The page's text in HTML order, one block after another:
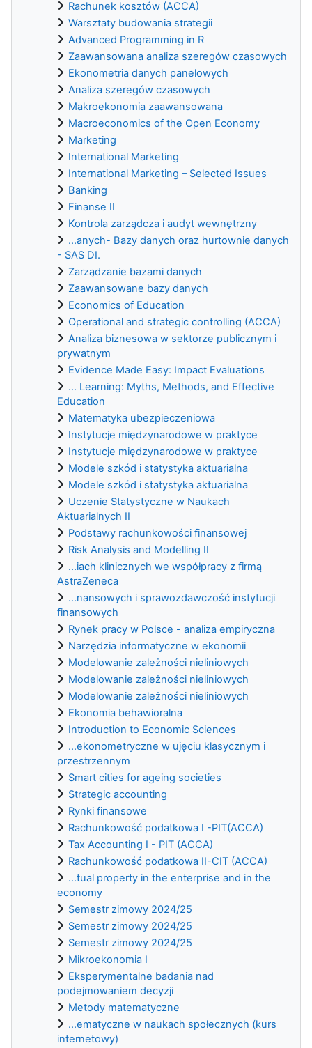
Rachunek kosztów (ACCA)
Warsztaty budowania strategii
Advanced Programming in R
Zaawansowana analiza szeregów czasowych
Ekonometria danych panelowych
Analiza szeregów czasowych
Makroekonomia zaawansowana
Macroeconomics of the Open Economy
Marketing
International Marketing
International Marketing – Selected Issues
Banking
Finanse II
Kontrola zarządcza i audyt wewnętrzny
...anych- Bazy danych oraz hurtownie danych
- SAS DI.
Zarządzanie bazami danych
Zaawansowane bazy danych
Economics of Education
Operational and strategic controlling (ACCA)
Analiza biznesowa w sektorze publicznym i
prywatnym
Evidence Made Easy: Impact Evaluations
... Learning: Myths, Methods, and Effective
Education
Matematyka ubezpieczeniowa
Instytucje międzynarodowe w praktyce
Instytucje międzynarodowe w praktyce
Modele szkód i statystyka aktuarialna
Modele szkód i statystyka aktuarialna
Uczenie Statystyczne w Naukach
Aktuarialnych II
Podstawy rachunkowości finansowej
Risk Analysis and Modelling II
...iach klinicznych we współpracy z firmą
AstraZeneca
...nansowych i sprawozdawczość instytucji
finansowych
Rynek pracy w Polsce - analiza empiryczna
Narzędzia informatyczne w ekonomii
Modelowanie zależności nieliniowych
Modelowanie zależności nieliniowych
Modelowanie zależności nieliniowych
Ekonomia behawioralna
Introduction to Economic Sciences
...ekonometryczne w ujęciu klasycznym i
przestrzennym
Smart cities for ageing societies
Strategic accounting
Rynki finansowe
Rachunkowość podatkowa I -PIT(ACCA)
Tax Accounting I - PIT (ACCA)
Rachunkowość podatkowa II-CIT (ACCA)
...tual property in the enterprise and in the
economy
Semestr zimowy 2024/25
Semestr zimowy 2024/25
Semestr zimowy 2024/25
Mikroekonomia I
Eksperymentalne badania nad
podejmowaniem decyzji
Metody matematyczne
...ematyczne w naukach społecznych (kurs
internetowy)